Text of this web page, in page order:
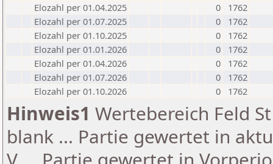
Elozahl per 01.04.2025
0
1762
Elozahl per 01.07.2025
0
1762
Elozahl per 01.10.2025
0
1762
Elozahl per 01.01.2026
0
1762
Elozahl per 01.04.2026
0
1762
Elozahl per 01.07.2026
0
1762
Elozahl per 01.10.2026
0 1762
Hinweis1 Wertebereich Feld
blank ... Partie gewertet in